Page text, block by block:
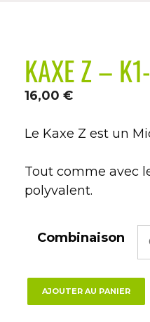
KAXE Z –
16,00 €
Le Kaxe Z est un
Tout comme avec
polyvalent.
Combinaison
AJOUTER AU PANIER